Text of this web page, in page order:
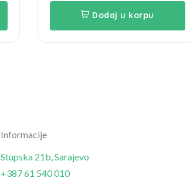
Dodaj u korpu
Informacije
Stupska 21b, Sarajevo
+387 61 540 010